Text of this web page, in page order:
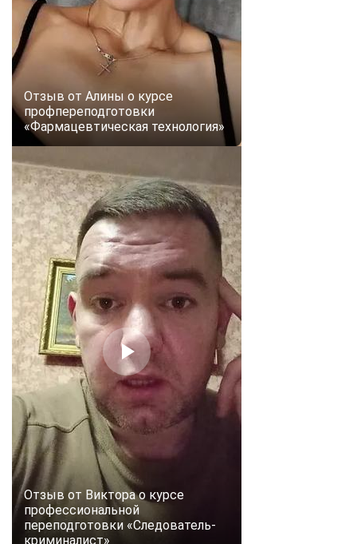
Отзыв от Алины о курсе
профпереподготовки
«Фармацевтическая технология»
Отзыв от Виктора о курсе
профессиональной
переподготовки «Следователь-
криминалист»